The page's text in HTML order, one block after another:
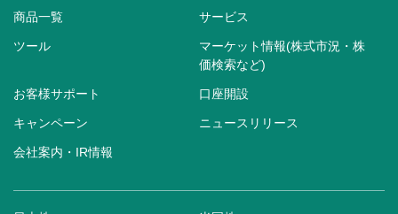
商品一覧 サービス
ツール
マーケット情報(株式市況・株
価検索など)
お客様サポート 口座開設
キャンペーン ニュースリリース
会社案内・IR情報